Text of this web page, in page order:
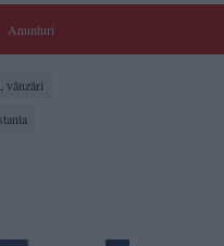
Anunturi
vânzări